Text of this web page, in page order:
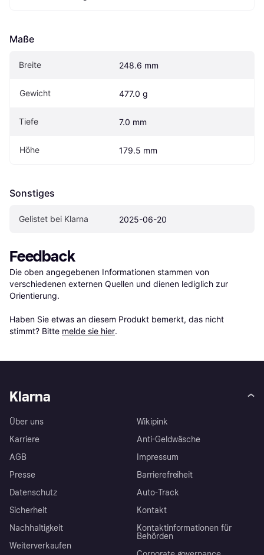
Maße
Breite 248.6 mm
Gewicht 477.0 g
Tiefe 7.0 mm
Höhe 179.5 mm
Sonstiges
Gelistet bei Klarna 2025-06-20
Feedback
Die oben angegebenen Informationen stammen von
verschiedenen externen Quellen und dienen lediglich zur
Orientierung.
Haben Sie etwas an diesem Produkt bemerkt, das nicht
stimmt? Bitte melde sie hier.
Klarna
Über uns
Karriere
AGB
Presse
Datenschutz
Sicherheit
Nachhaltigkeit
Weiterverkaufen
Wikipink
Anti-Geldwäsche
Impressum
Barrierefreiheit
Auto-Track
Kontakt
Kontaktinformationen für
Behörden